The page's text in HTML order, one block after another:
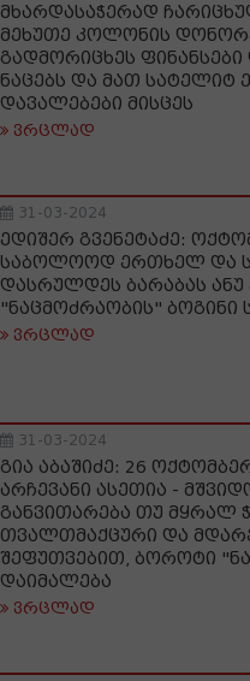
მხარდასაჭერად
მეხუთე კოლონის
გადმორიცხეს
ნაცებს და მათ სატელიტ
დავალებები მისცეს
ვრცლად
31-03-2024
ედიშერ გვენეტაძე:
საბოლოოდ ერთხელ და
დასრულდეს ბარაბას
"ნაცმოძრაობის"
ვრცლად
31-03-2024
გია აბაშიძე: 26
არჩევანი ასეთია -
განვითარება თუ მყრალ
თვალთმაქცური და
შეფუთვებით, ბოროტი
დაიმალება
ვრცლად